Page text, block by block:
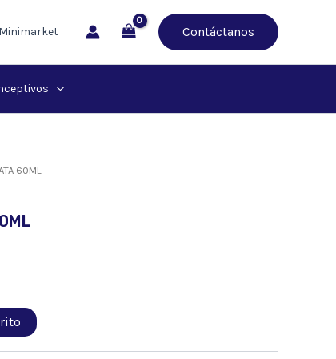
Minimarket Contáctanos
60ML